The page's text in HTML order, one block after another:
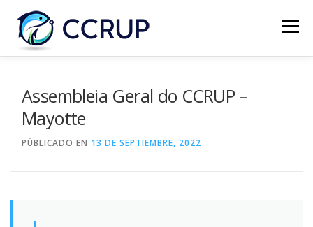
Menú
Assembleia Geral do CCRUP –
Mayotte
PÚBLICADO EN 13 DE SEPTIEMBRE, 2022